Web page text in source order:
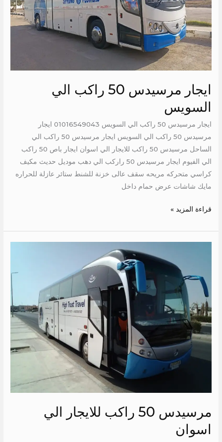
ايجار مرسيدس 50 راكب الي
السويس
ايجار مرسيدس 50 راكب الي السويس 01016549043 ايجار
مرسيدس 50 راكب الي السويس ايجار مرسيدس 50 راكب الي
الساحل مرسيدس 50 راكب للايجار الي اسوان ايجار باص 50 راكب
الي الفيوم ايجار مرسيدس 50 راركب الي دهب موديل حديث مكيف
كراسي متحركه مريحه سقف عالى خزنة للشنط ستائر عازلة للحراره
مايك شاشات عرض حمام داخل
قراءة المزيد »
مرسيدس 50 راكب للايجار الي
اسوان
للايجار
الي
اسوان